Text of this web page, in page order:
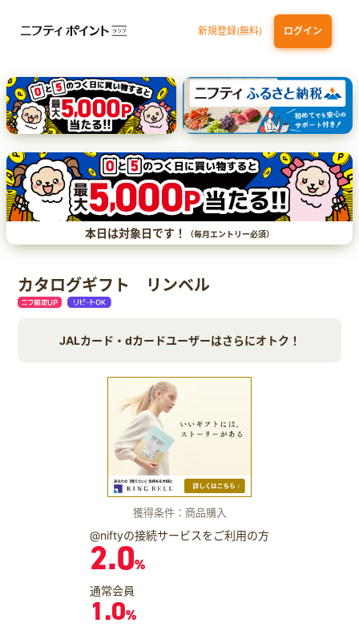
新規登録(無料) ログイン
三井住友カード（NL）オーロラデザイン
【三井住友銀行口座お持ちの方専用】Olive口座切替 P-one Wiz
ライフカードビジネスライトプラス dカード
本日は対象日です！ （毎月エントリー必須）
カタログギフト リンベル
JALカード・dカードユーザーはさらにオトク！
獲得条件：商品購入
@niftyの接続サービスをご利用の方
2.0%
通常会員
1.0%